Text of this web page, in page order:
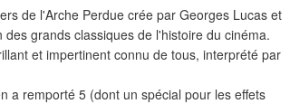
de l'Arche Perdue crée par Georges Lucas et
grands classiques de l'histoire du cinéma.
et impertinent connu de tous, interprété par
a remporté 5 (dont un spécial pour les effets